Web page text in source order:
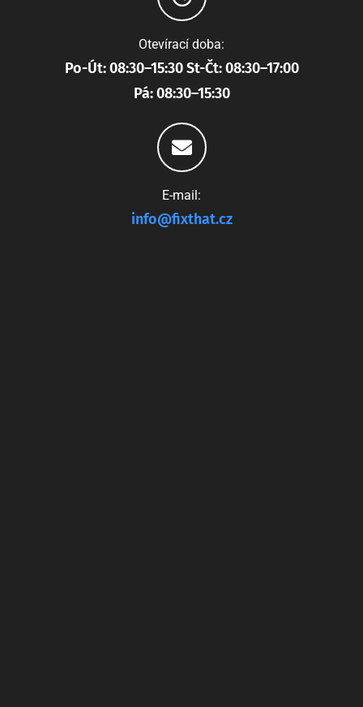
Otevírací doba:
Po-Út: 08:30–15:30 St-Čt: 08:30–17:00
Pá: 08:30–15:30
E-mail:
info@fixthat.cz